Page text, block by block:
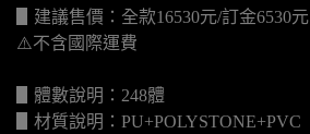
▋建議售價：全款16530元/訂金6530元
⚠️不含國際運費
▋體數說明：248體
▋材質說明：PU+POLYSTONE+PVC